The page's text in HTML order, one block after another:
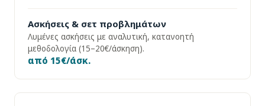
Ασκήσεις & σετ προβλημάτων
Λυμένες ασκήσεις με αναλυτική, κατανοητή
μεθοδολογία (15–20€/άσκηση).
από 15€/άσκ.